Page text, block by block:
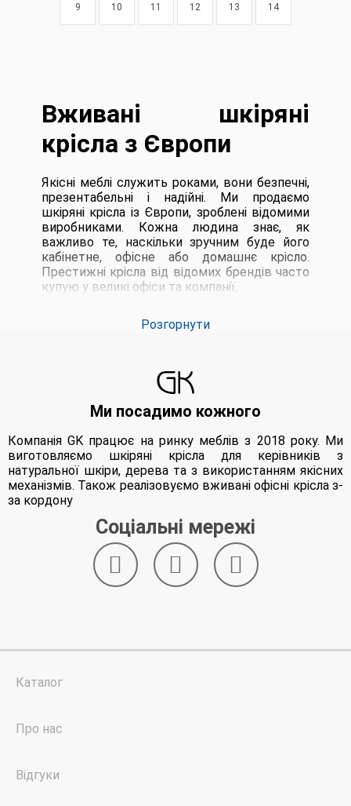
9 10 11 12 13 14
Вживані шкіряні
крісла з Європи
Якісні меблі служить роками, вони безпечні,
презентабельні і надійні. Ми продаємо
шкіряні крісла із Європи, зроблені відомими
виробниками. Кожна людина знає, як
важливо те, наскільки зручним буде його
кабінетне, офісне або домашнє крісло.
Престижні крісла від відомих брендів часто
купую у великі офіси та компанії.
Недорогі шкіряні б/у крісла у Львові
металевих елементів. Незважаючи на
найвищу якість, крісла продаються за дуже
низькими цінами. Тут ви зможете купити б /
у меблі, але вони презентабельні і будуть
служити ще не одне десятиліття. Домашнє
або офісне крісло має витримувати суттєві
навантаження і бути зручним. Світові бренди
цінують свою репутацію, тому до процесу
виробництва підходять з повною
Крісла від відомих брендів за
низькими цінами
На наших кріслах ви практично не побачите
навантаження, матеріали, механізм. Зручно
критеріями, наприклад, якщо вам потрібна
можна купити комплектом, наприклад, 20
Розгорнути
Ми посадимо кожного
Компанія GK працює на ринку меблів з 2018 року. Ми
виготовляємо шкіряні крісла для керівників з
натуральної шкіри, дерева та з використанням якісних
механізмів. Також реалізовуємо вживані офісні крісла з-
за кордону
Соціальні мережі
Каталог
Про нас
Відгуки